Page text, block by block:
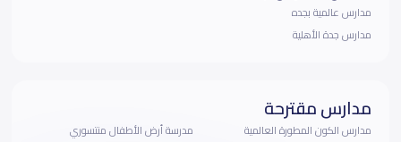
مدارس عالمية بجده
مدارس جدة الأهلية
مدارس مقترحة
مدارس الكون المطورة العالمية
مدرسة أرض الأطفال منتسوري